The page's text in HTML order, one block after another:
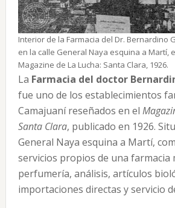
Interior de la Farmacia del Dr. Bernardino
en la calle General Naya esquina a Martí,
Magazine de La Lucha: Santa Clara, 1926.
La Farmacia del doctor
fue uno de los establecimientos
Camajuaní reseñados en el
Santa Clara, publicado en 1926.
General Naya esquina a Martí,
servicios propios de una farmacia
perfumería, análisis, artículos
importaciones directas y servicio